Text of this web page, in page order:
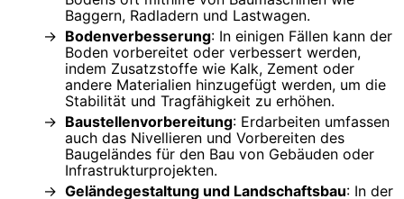
Baggern, Radladern und Lastwagen.
Bodenverbesserung: In einigen Fällen kann der
Boden vorbereitet oder verbessert werden,
indem Zusatzstoffe wie Kalk, Zement oder
andere Materialien hinzugefügt werden, um die
Stabilität und Tragfähigkeit zu erhöhen.
Baustellenvorbereitung: Erdarbeiten umfassen
auch das Nivellieren und Vorbereiten des
Baugeländes für den Bau von Gebäuden oder
Infrastrukturprojekten.
Geländegestaltung und Landschaftsbau: In der